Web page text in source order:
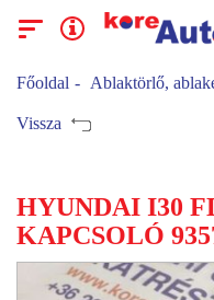
Kategóriák
Menü
Főoldal Ablaktörlő,
Vissza
HYUNDAI I30
KAPCSOLÓ